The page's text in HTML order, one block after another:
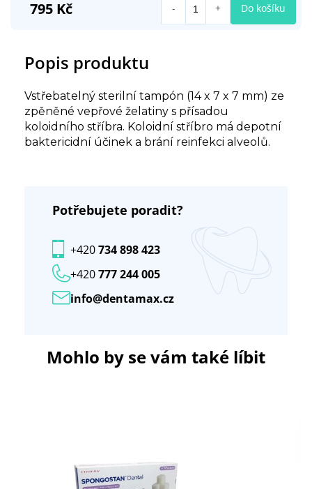
Popis produktu
Vstřebatelný sterilní tampón (14 x 7 x 7 mm) ze
zpěněné vepřové želatiny s přísadou
koloidního stříbra. Koloidní stříbro má depotní
baktericidní účinek a brání reinfekci alveolů.
Potřebujete poradit?
info@dentamax.cz
+420777 244 005
+420734 898 423
Mohlo by se vám také líbit
795 Kč Do košíku